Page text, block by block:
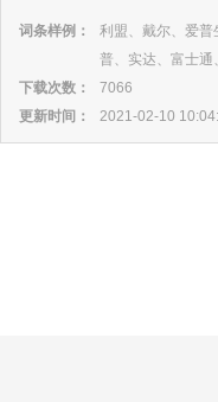
词条样例：
利盟、戴尔、爱
普、实达、富士通
下载次数：
7066
更新时间：
2021-02-10